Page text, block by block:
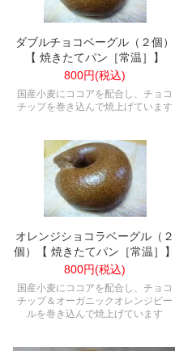
ダブルチョコベーグル（２個）
【 焼きたてパン［常温］】
800円(税込)
国産小麦にココアを配合し、チョコ
チップを巻き込んで焼上げています
オレンジショコラベーグル（２
個）【 焼きたてパン［常温］】
800円(税込)
国産小麦にココアを配合し、チョコ
チップ＆オーガニックオレンジピー
ルを巻き込んで焼上げています